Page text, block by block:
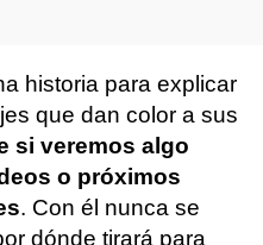
historia para explicar
que dan color a sus
si veremos algo
o próximos
. Con él nunca se
dónde tirará para